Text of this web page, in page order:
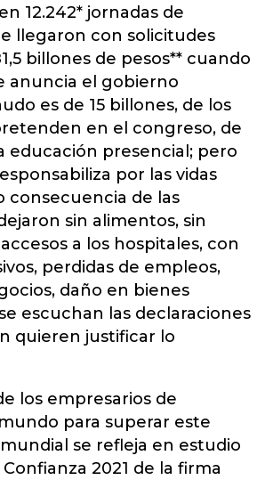
12.242* jornadas de
llegaron con solicitudes
billones de pesos** cuando
anuncia el gobierno
es de 15 billones, de los
en el congreso, de
educación presencial; pero
por las vidas
consecuencia de las
sin alimentos, sin
a los hospitales, con
perdidas de empleos,
daño en bienes
escuchan las declaraciones
quieren justificar lo
los empresarios de
para superar este
mundial se refleja en estudio
2021 de la firma